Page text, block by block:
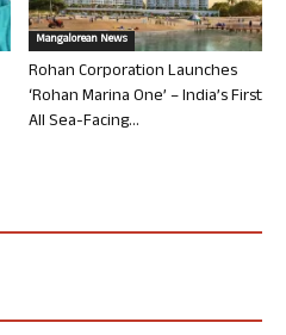
Mangalorean News
Rohan Corporation Launches
‘Rohan Marina One’ – India’s First
All Sea-Facing...